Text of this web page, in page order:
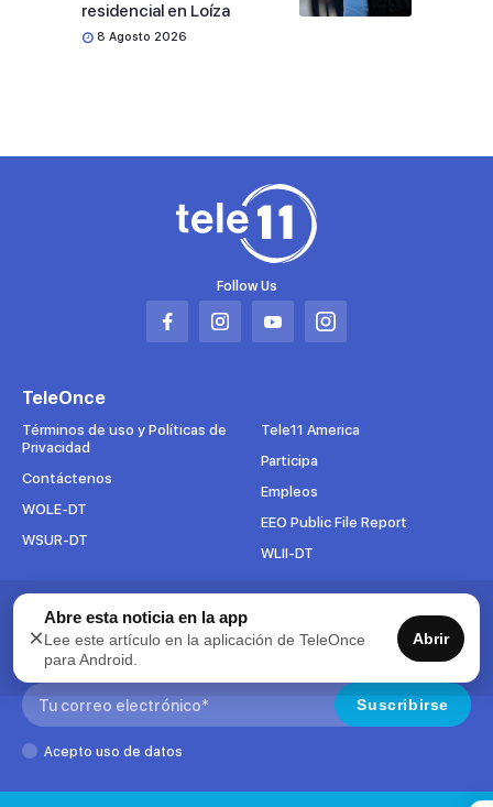
residencial en Loíza
8 Agosto 2026
Follow Us
Abrir
pestaña
Abrir
pestaña
Abrir
pestaña
Abrir
pestaña
TeleOnce
Términos de uso y Políticas de
Privacidad
Contáctenos
WOLE-DT
WSUR-DT
Tele11 America
Participa
Empleos
EEO Public File Report
WLII-DT
Suscríbete al boletín
Para mantenerse al tanto de todo lo que pasa en TeleOnce,
suscríbase ahora a nuestros boletines.
Search: Suscribirse
Acepto uso de datos
×
Abre esta noticia en la app
Lee este artículo en la aplicación de TeleOnce
para Android.
Abrir